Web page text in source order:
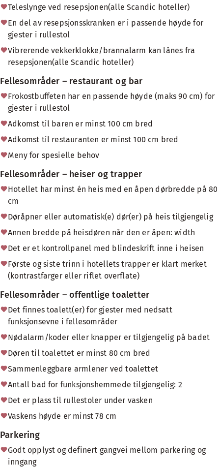
Teleslynge ved resepsjonen(alle Scandic hoteller)
En del av resepsjonsskranken er i passende høyde for
gjester i rullestol
Vibrerende vekkerklokke/brannalarm kan lånes fra
resepsjonen(alle Scandic hoteller)
Fellesområder – restaurant og bar
Frokostbuffeten har en passende høyde (maks 90 cm) for
gjester i rullestol
Adkomst til baren er minst 100 cm bred
Adkomst til restauranten er minst 100 cm bred
Meny for spesielle behov
Fellesområder – heiser og trapper
Hotellet har minst én heis med en åpen dørbredde på 80
cm
Døråpner eller automatisk(e) dør(er) på heis tilgjengelig
Annen bredde på heisdøren når den er åpen: width
Det er et kontrollpanel med blindeskrift inne i heisen
Første og siste trinn i hotellets trapper er klart merket
(kontrastfarger eller riflet overflate)
Fellesområder – offentlige toaletter
Det finnes toalett(er) for gjester med nedsatt
funksjonsevne i fellesområder
Nødalarm/koder eller knapper er tilgjengelig på badet
Døren til toalettet er minst 80 cm bred
Sammenleggbare armlener ved toalettet
Antall bad for funksjonshemmede tilgjengelig: 2
Det er plass til rullestoler under vasken
Vaskens høyde er minst 78 cm
Parkering
Godt opplyst og definert gangvei mellom parkering og
inngang